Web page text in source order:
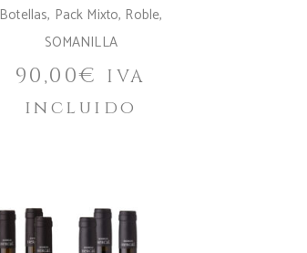
Botellas, Pack Mixto, Roble,
SOMANILLA
90,00€
IVA
incluido